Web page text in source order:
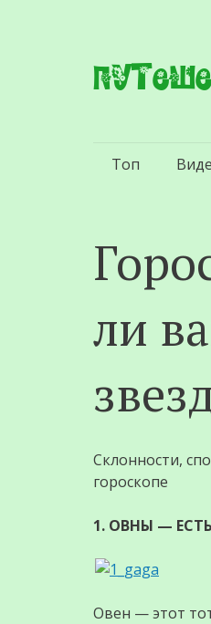
Перейти
Топ
ли
Склонности,
гороскопе
1. ОВНЫ —
Овен — этот